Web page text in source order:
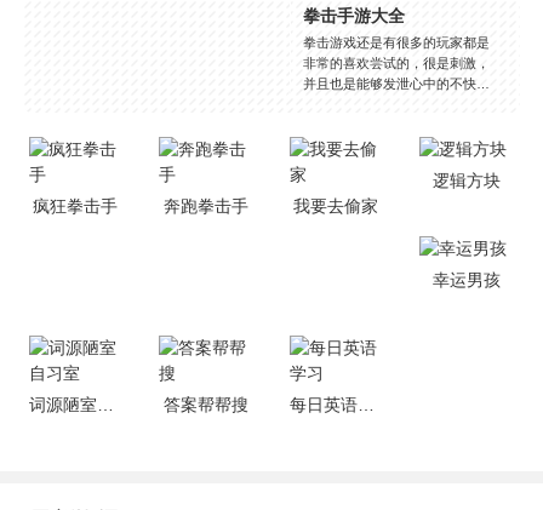
拳击手游大全
拳击游戏还是有很多的玩家都是
非常的喜欢尝试的，很是刺激，
并且也是能够发泄心中的不快
是一些格斗的游戏，其实是非常
的有趣，也是相当的刺激的，游
戏中是有一些不同的场景都是能
够去进行体验的，我们也是能够
就是收集了一些有意思的拳击游
戏，相信你们一定会喜欢的。
疯狂拳击手 奔跑拳击手 我要去偷家
逻辑方块
幸运男孩
词源陋室自习室 答案帮帮搜 每日英语学习